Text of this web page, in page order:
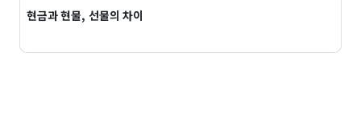
현금과 현물, 선물의 차이